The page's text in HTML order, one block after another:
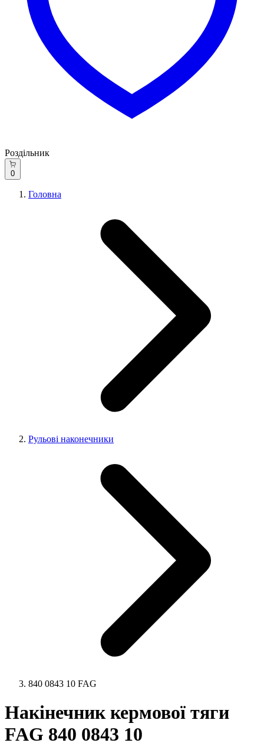
Роздільник
0
Головна
Рульові наконечники
840 0843 10 FAG
Накінечник кермової тяги
FAG 840 0843 10